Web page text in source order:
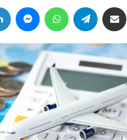
Linkedin MessengerWhatsAppTelegram